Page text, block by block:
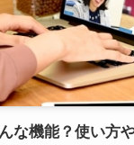
な機能？使い方